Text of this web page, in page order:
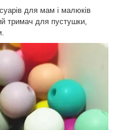
для мам і малюків
тримач для пустушки,